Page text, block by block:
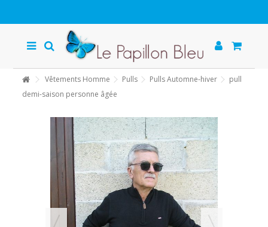
Vêtements Homme Pulls Pulls Automne-hiver
pull
demi-saison personne âgée